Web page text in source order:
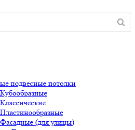
подвесные потолки
Кубообразные
Классические
Пластинообразные
Фасадные (для улицы)